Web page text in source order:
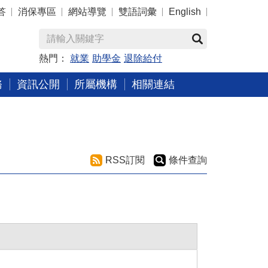
消保專區 網站導覽 雙語詞彙 English
熱門： 就業 助學金 退除給付
資訊公開 所屬機構 相關連結
RSS訂閱 條件查詢